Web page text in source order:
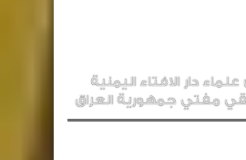
دار الافتاء اليمنية
مفتي جمهورية العراق